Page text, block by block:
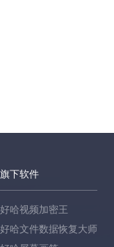
旗下软件
好哈视频加密王
好哈文件数据恢复大师